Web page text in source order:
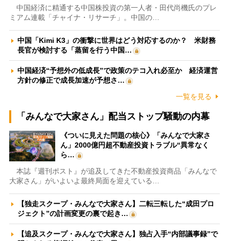
中国経済に精通する中国株投資の第一人者・田代尚機氏のプレ
ミアム連載「チャイナ・リサーチ」。中国の…
中国「Kimi K3」の衝撃に世界はどう対応するのか？ 米財務
長官が検討する「蒸留を行う中国…
中国経済“予想外の低成長”で政策のテコ入れ必至か 経済運営
方針の修正で成長加速が予想さ…
一覧を見る
「みんなで大家さん」配当ストップ騒動の内幕
《ついに見えた問題の核心》「みんなで大家さ
ん」2000億円超不動産投資トラブル“異常なく
ら…
本誌『週刊ポスト』が追及してきた不動産投資商品「みんなで
大家さん」がいよいよ最終局面を迎えている…
【独走スクープ・みんなで大家さん】二転三転した“成田プロ
ジェクト”の計画変更の裏で起き…
【追及スクープ・みんなで大家さん】独占入手“内部議事録”で